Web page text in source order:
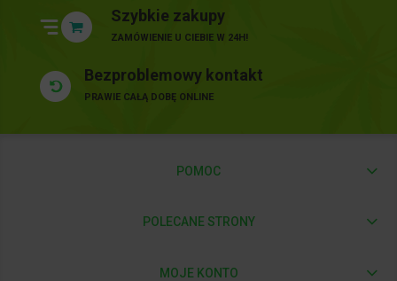
Szybkie zakupy
ZAMÓWIENIE U CIEBIE W 24H!
Bezproblemowy kontakt
PRAWIE CAŁĄ DOBĘ ONLINE
POMOC
POLECANE STRONY
MOJE KONTO